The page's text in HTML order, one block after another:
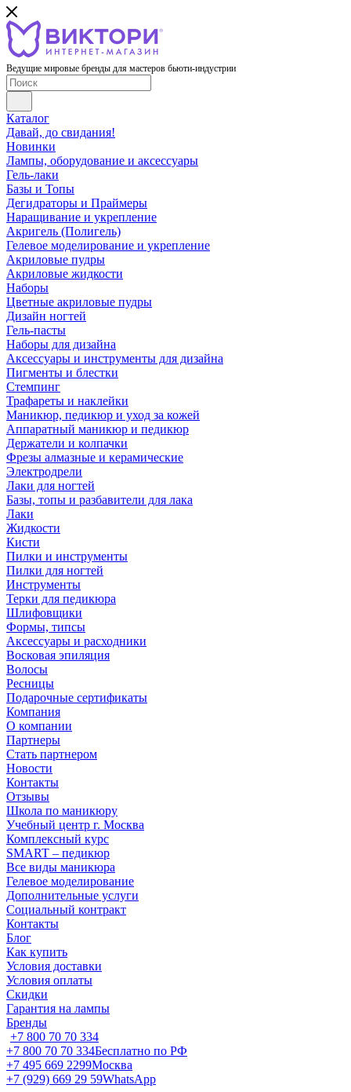
Ведущие мировые бренды для мастеров бьюти-индустрии
Каталог
Давай, до свидания!
Новинки
Лампы, оборудование и аксессуары
Гель-лаки
Базы и Топы
Дегидраторы и Праймеры
Наращивание и укрепление
Акригель (Полигель)
Гелевое моделирование и укрепление
Акриловые пудры
Акриловые жидкости
Наборы
Цветные акриловые пудры
Дизайн ногтей
Гель-пасты
Наборы для дизайна
Аксессуары и инструменты для дизайна
Пигменты и блестки
Стемпинг
Трафареты и наклейки
Маникюр, педикюр и уход за кожей
Аппаратный маникюр и педикюр
Держатели и колпачки
Фрезы алмазные и керамические
Электродрели
Лаки для ногтей
Базы, топы и разбавители для лака
Лаки
Жидкости
Кисти
Пилки и инструменты
Пилки для ногтей
Инструменты
Терки для педикюра
Шлифовщики
Формы, типсы
Аксессуары и расходники
Восковая эпиляция
Волосы
Ресницы
Подарочные сертификаты
Компания
О компании
Партнеры
Стать партнером
Новости
Контакты
Отзывы
Школа по маникюру
Учебный центр г. Москва
Комплексный курс
SMART – педикюр
Все виды маникюра
Гелевое моделирование
Дополнительные услуги
Социальный контракт
Контакты
Блог
Как купить
Условия доставки
Условия оплаты
Скидки
Гарантия на лампы
Бренды
+7 800 70 70 334
+7 800 70 70 334Бесплатно по РФ
+7 495 669 2299Москва
+7 (929) 669 29 59WhatsApp